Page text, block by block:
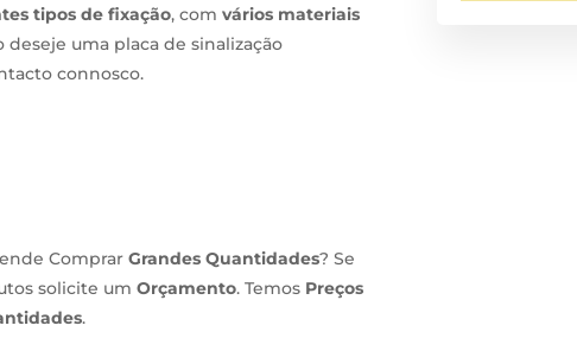
tipos de fixação, comvários materiais
deseje uma placa de sinalização
connosco.
ComprarGrandes Quantidades? Se
solicite umOrçamento. Temos Preços
.